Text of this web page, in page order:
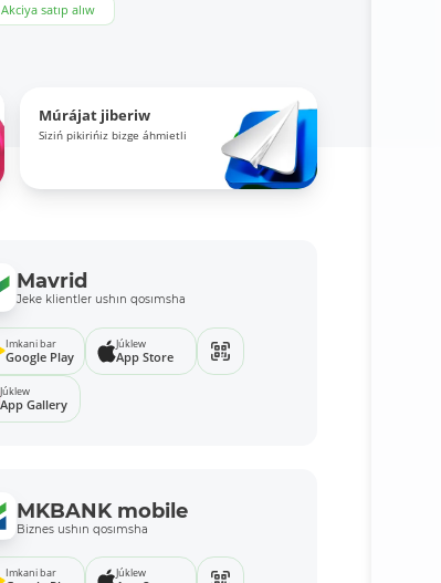
Akciya satıp alıw
Múrájat jiberiw
Siziń pikirińiz bizge áhmietli
Mavrid
Jeke klientler ushın qosımsha
Imkani bar
Google Play
Júklew
App Store
Júklew
App Gallery
MKBANK mobile
Biznes ushın qosımsha
Imkani bar Júklew